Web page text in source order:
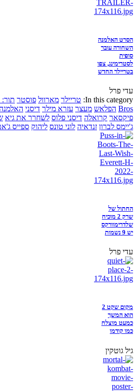
הסרט האלמנה
השחורה עובר
סופית
לסטרימינג, צפו
בטריילר החדש
עדי פרל
In this category: טריילר מארוול פוסטר
Bros הפלאש מעצר עזרא מילר דיסני
פיקסאר קרואלה דיסני פלוס לשחרר את גיא
ג'יימס לברון זנדאיה לוני טונס ליהוק ספייס ג'אם
החתול של
שרק 2 מוכיח
שלדרימוורקס
יש 9 נשמות
עדי פרל
מקום שקט 2
הוא המשך
כמעט מוצלח
כמו קודמו
גיל גוטקין